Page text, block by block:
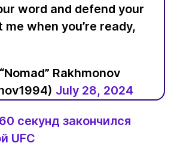
word and defend your
when you’re ready,
Rakhmonov
July 28, 2024
секунд закончился
UFC